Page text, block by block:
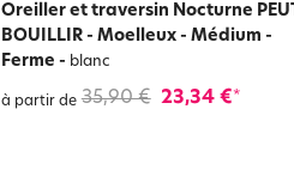
Oreiller et traversin Nocturne PEUT
BOUILLIR - Moelleux - Médium -
Ferme - blanc
à partir de 35,90 € 23,34 €*